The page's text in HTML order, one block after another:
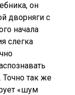
он
дворняги с
начала
слегка
так же
«шум